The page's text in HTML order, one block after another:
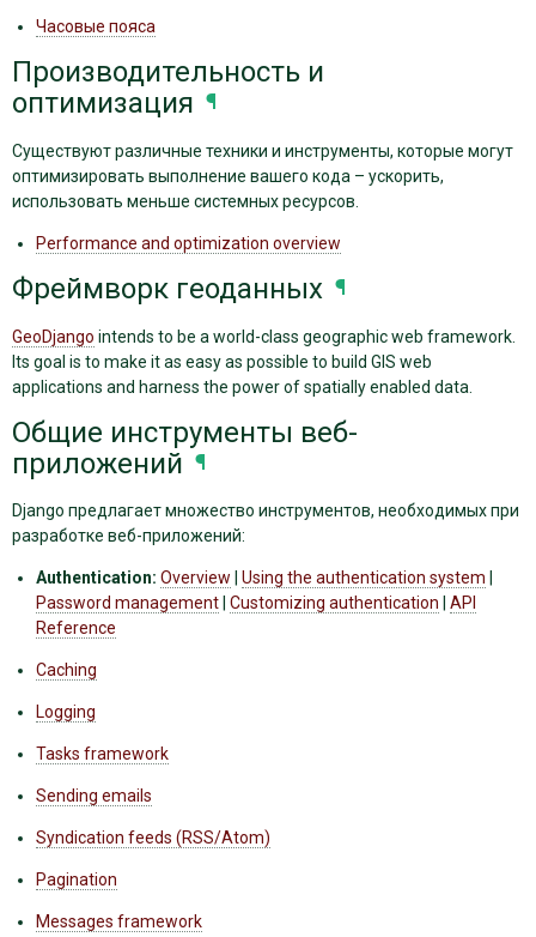
Часовые пояса
Производительность и
оптимизация ¶
Существуют различные техники и инструменты, которые могут
оптимизировать выполнение вашего кода – ускорить,
использовать меньше системных ресурсов.
Performance and optimization overview
Фреймворк геоданных ¶
GeoDjango intends to be a world-class geographic web framework.
Its goal is to make it as easy as possible to build GIS web
applications and harness the power of spatially enabled data.
Общие инструменты веб-
приложений ¶
Django предлагает множество инструментов, необходимых при
разработке веб-приложений:
Authentication: Overview Using the authentication system
Password management Customizing authentication
API
Reference
Caching
Logging
Tasks framework
Sending emails
Syndication feeds (RSS/Atom)
Pagination
Messages framework